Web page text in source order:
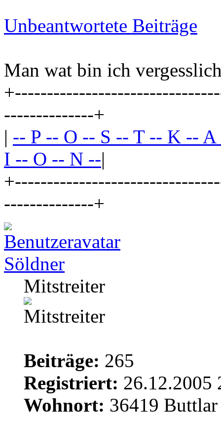
Unbeantwortete Beiträge
Man wat bin ich
--------------+
| -- P -- O -- S -- T -- K --
I -- O -- N --|
--------------+
Söldner
Mitstreiter
Beiträge: 265
Registriert: 26.12.2005
Wohnort: 36419 Buttlar